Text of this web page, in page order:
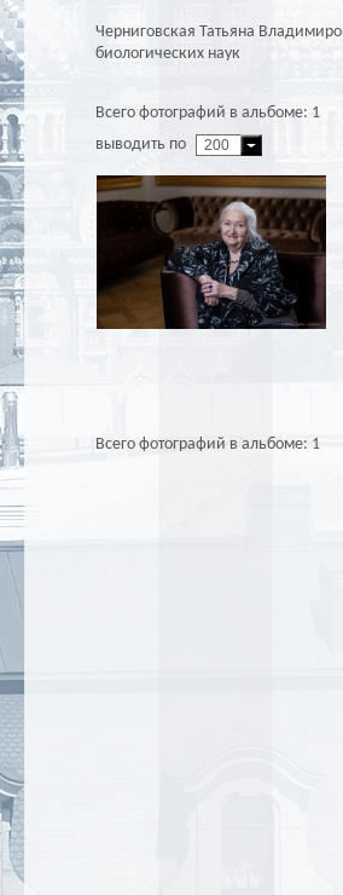
Черниговская Татьяна
биологических наук
Всего фотографий в альбоме: 1
выводить по
200
Всего фотографий в альбоме: 1